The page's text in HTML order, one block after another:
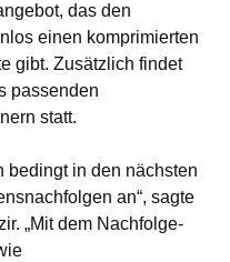
das den
einen komprimierten
gibt. Zusätzlich findet
passenden
statt.
bedingt in den nächsten
an“, sagte
„Mit dem Nachfolge-